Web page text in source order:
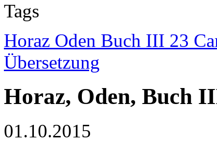
Tags
Horaz Oden Buch III 23
Übersetzung
Horaz, Oden, Buch
01.10.2015